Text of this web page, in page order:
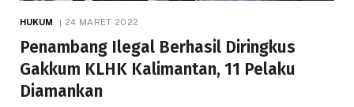
HUKUM 24 MARET 2022
Penambang Ilegal Berhasil Diringkus
Gakkum KLHK Kalimantan, 11 Pelaku
Diamankan